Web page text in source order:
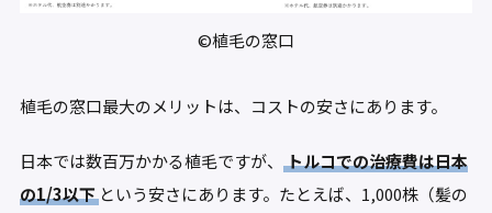
©植毛の窓口
植毛の窓口最大のメリットは、コストの安さにあります。
日本では数百万かかる植毛ですが、
トルコでの治療費は日本
の1/3以下という安さにあります。たとえば、1,000株（髪の